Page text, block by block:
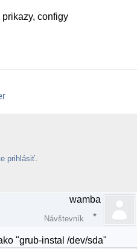
configy
prihlásiť
wamba
Návštevník
"grub-instal /dev/sda"